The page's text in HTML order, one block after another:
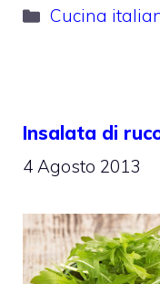
Categorie
Cucina
Insalata di
4 Agosto 2013